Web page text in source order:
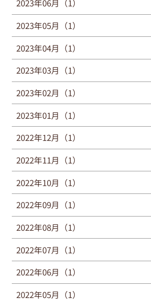
2023年06月（1）
2023年05月（1）
2023年04月（1）
2023年03月（1）
2023年02月（1）
2023年01月（1）
2022年12月（1）
2022年11月（1）
2022年10月（1）
2022年09月（1）
2022年08月（1）
2022年07月（1）
2022年06月（1）
2022年05月（1）